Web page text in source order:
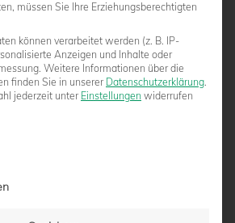
O-TÖNE ZUM REMIS IN
müssen Sie Ihre Erziehungsberechtigten
können verarbeitet werden (z. B. IP-
Anzeigen und Inhalte oder
Weitere Informationen über die
finden Sie in unserer Datenschutzerklärung.
jederzeit unter Einstellungen widerrufen
Service-Gruppen, für die eine